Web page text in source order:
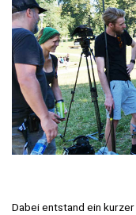
Dabei entstand ein